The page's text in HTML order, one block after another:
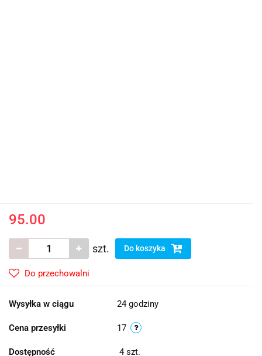
95.00
szt. Do koszyka
Do przechowalni
Wysyłka w ciągu 24 godziny
Cena przesyłki 17
Dostępność 4 szt.